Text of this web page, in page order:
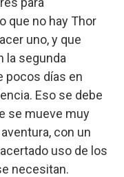
que no hay Thor
uno, y que
la segunda
pocos días en
Eso se debe
se mueve muy
con un
uso de los
necesitan.